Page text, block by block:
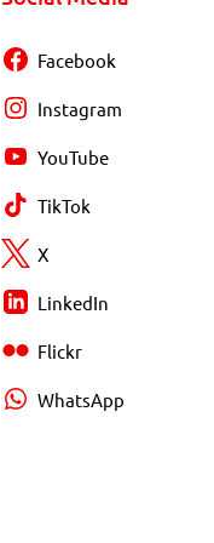
Facebook
Instagram
YouTube
TikTok
X
LinkedIn
Flickr
WhatsApp